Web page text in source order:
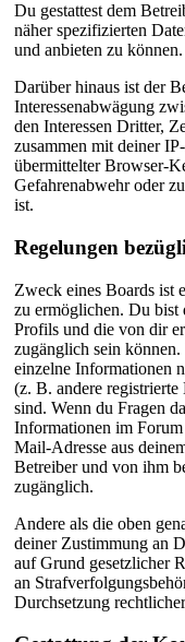
Du gestattest dem
näher spezifizierten
und anbieten zu können.
Darüber hinaus ist der
Interessenabwägung
den Interessen Dritter,
zusammen mit deiner
übermittelter Browser-
Gefahrenabwehr oder
ist.
Regelungen
Zweck eines Boards ist
zu ermöglichen. Du bist
Profils und die von dir
zugänglich sein
einzelne Informationen
(z. B. andere
sind. Wenn du Fragen
Informationen im
Mail-Adresse aus
Betreiber und von ihm
zugänglich.
Andere als die oben
deiner Zustimmung an
auf Grund gesetzlicher
an
Durchsetzung